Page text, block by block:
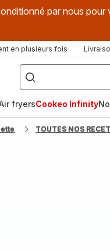
par nous pour
en plusieurs fois
["Que
recherchez-
vous
?",
fryer",
"Companion"]
fryersCookeo Infinity
TOUTES NOS